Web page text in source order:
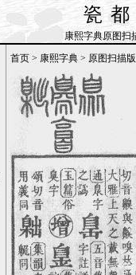
瓷
康熙字典原图扫
首页 > 康熙字典 > 原图扫描版